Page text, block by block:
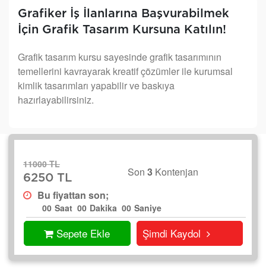
Grafiker İş İlanlarına Başvurabilmek
İçin Grafik Tasarım Kursuna Katılın!
Grafik tasarım kursu sayesinde grafik tasarımının
temellerini kavrayarak kreatif çözümler ile kurumsal
kimlik tasarımları yapabilir ve baskıya
hazırlayabilirsiniz.
11000 TL
6250 TL
Son 3Kontenjan
Bu fiyattan son;
00 Saat 00 Dakika 00 Saniye
Sepete Ekle Şimdi Kaydol